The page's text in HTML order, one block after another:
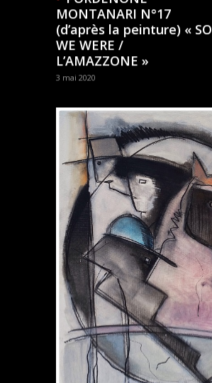
MONTANARI N°17
(d’après la peinture) « SO
WE WERE /
L’AMAZZONE »
3 mai 2020